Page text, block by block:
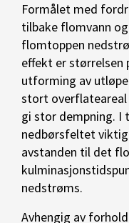
Formålet med
tilbake flomvann
flomtoppen
effekt er størrelsen
utforming av
stort
gi stor dempning. I
nedbørsfeltet viktig
avstanden til det
nedstrøms.
Avhengig av